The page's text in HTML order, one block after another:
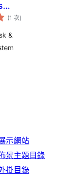
(1 次評
分)
&
示網站
景主題目錄
掛目錄